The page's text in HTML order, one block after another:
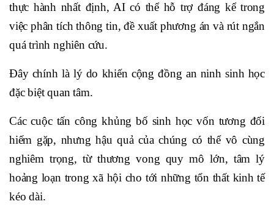
thực hành nhất định, AI có thể hỗ trợ đáng kể trong
việc phân tích thông tin, đề xuất phương án và rút ngắn
quá trình nghiên cứu.
Đây chính là lý do khiến cộng đồng an ninh sinh học
đặc biệt quan tâm.
Các cuộc tấn công khủng bố sinh học vốn tương đối
hiếm gặp, nhưng hậu quả của chúng có thể vô cùng
nghiêm trọng, từ thương vong quy mô lớn, tâm lý
hoảng loạn trong xã hội cho tới những tổn thất kinh tế
kéo dài.